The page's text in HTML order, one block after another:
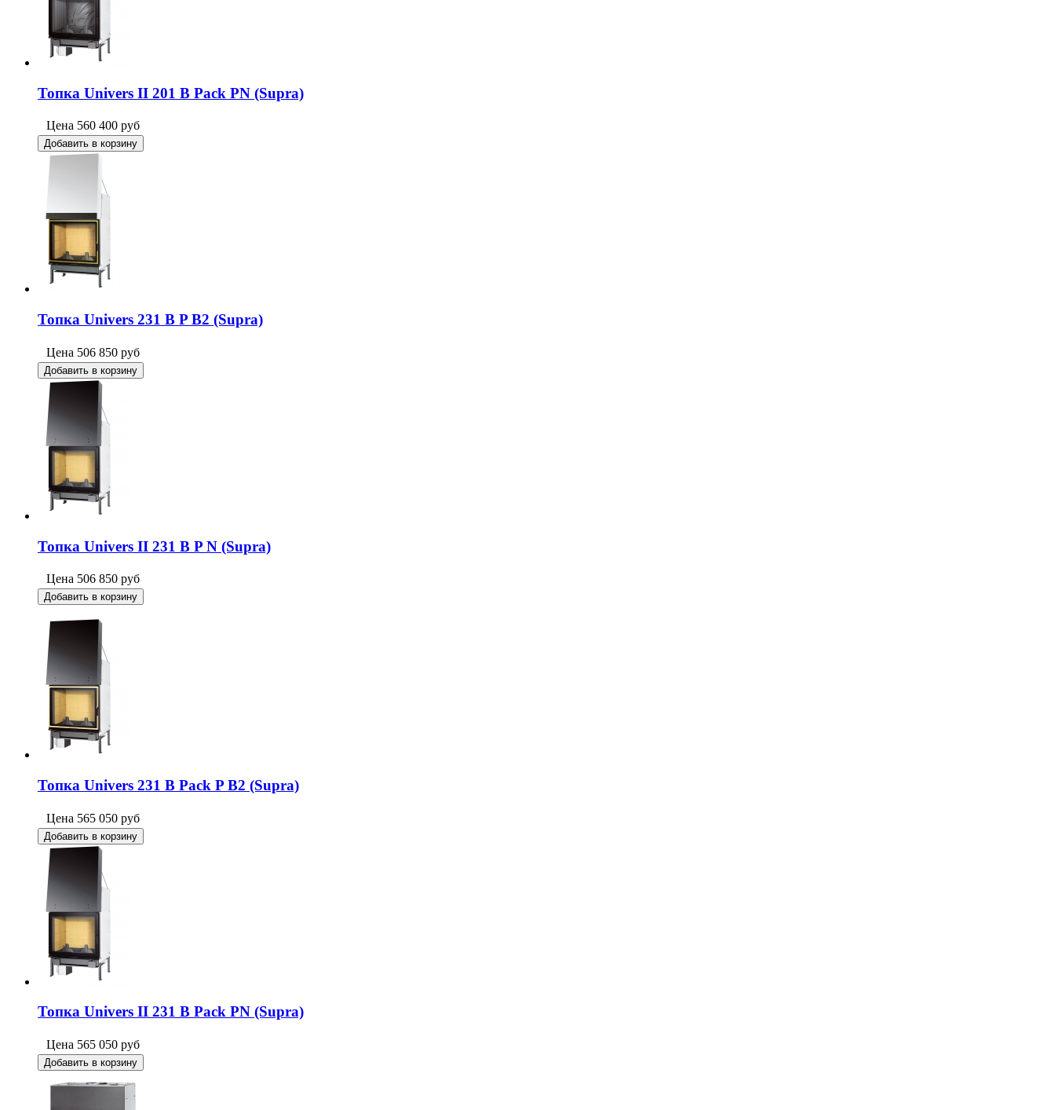
Топка Univers II 201 B Pack PN (Supra)
Цена 560 400 руб
Добавить в корзину
Топка Univers 231 B P B2 (Supra)
Цена 506 850 руб
Добавить в корзину
Топка Univers II 231 B P N (Supra)
Цена 506 850 руб
Добавить в корзину
Топка Univers 231 B Pack P B2 (Supra)
Цена 565 050 руб
Добавить в корзину
Топка Univers II 231 B Pack PN (Supra)
Цена 565 050 руб
Добавить в корзину